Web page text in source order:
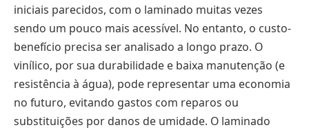
iniciais parecidos, com o laminado muitas vezes
sendo um pouco mais acessível. No entanto, o custo-
benefício precisa ser analisado a longo prazo. O
vinílico, por sua durabilidade e baixa manutenção (e
resistência à água), pode representar uma economia
no futuro, evitando gastos com reparos ou
substituições por danos de umidade. O laminado